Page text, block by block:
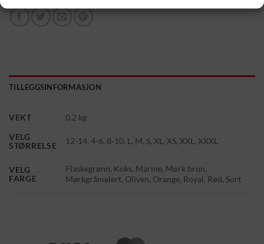
TILLEGGSINFORMASJON
VEKT
0.2 kg
VELG
STØRRELSE
12-14, 4-6, 8-10, L, M, S, XL, XS, XXL, XXXL
VELG
FARGE
Flaskegrønn, Koks, Marine, Mørk brun,
Mørkgråmelert, Oliven, Orange, Royal, Rød, Sort